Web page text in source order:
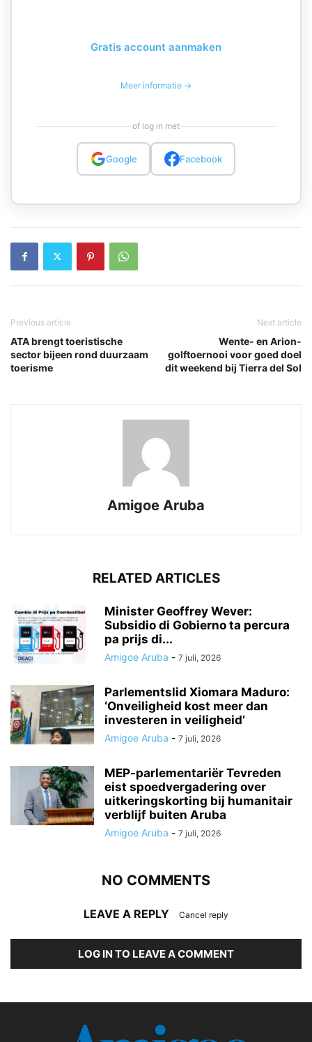
Gratis account aanmaken
Meer informatie →
of log in met
Google Facebook
Previous article
ATA brengt toeristische
sector bijeen rond duurzaam
toerisme
Next article
Wente- en Arion-
golftoernooi voor goed doel
dit weekend bij Tierra del Sol
Amigoe Aruba
RELATED ARTICLES
Minister Geoffrey Wever:
Subsidio di Gobierno ta percura
pa prijs di...
Amigoe Aruba - 7 juli, 2026
Parlementslid Xiomara Maduro:
‘Onveiligheid kost meer dan
investeren in veiligheid’
Amigoe Aruba - 7 juli, 2026
MEP-parlementariër Tevreden
eist spoedvergadering over
uitkeringskorting bij humanitair
verblijf buiten Aruba
Amigoe Aruba - 7 juli, 2026
NO COMMENTS
LEAVE A REPLY Cancel reply
LOG IN TO LEAVE A COMMENT